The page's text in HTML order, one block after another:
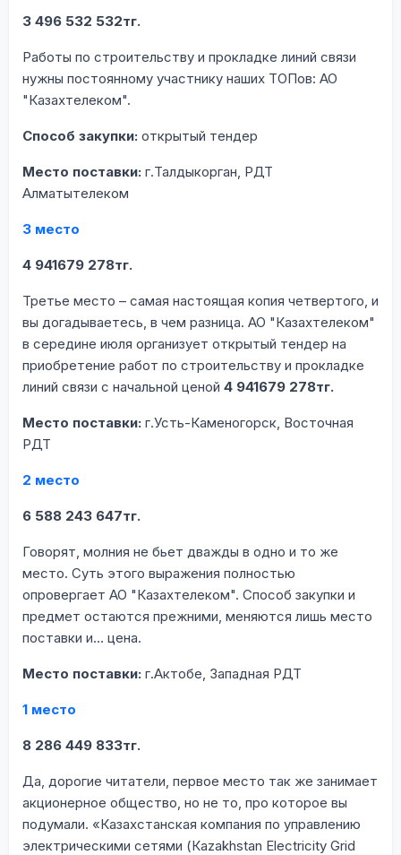
3 496 532 532тг.
Работы по строительству и прокладке линий связи
нужны постоянному участнику наших ТОПов: АО
"Казахтелеком".
Способ закупки: открытый тендер
Место поставки: г.Талдыкорган, РДТ
Алматытелеком
3 место
4 941679 278тг.
Третье место – самая настоящая копия четвертого, и
вы догадываетесь, в чем разница. АО "Казахтелеком"
в середине июля организует открытый тендер на
приобретение работ по строительству и прокладке
линий связи с начальной ценой 4 941679 278тг.
Место поставки: г.Усть-Каменогорск, Восточная
РДТ
2 место
6 588 243 647тг.
Говорят, молния не бьет дважды в одно и то же
место. Суть этого выражения полностью
опровергает АО "Казахтелеком". Способ закупки и
предмет остаются прежними, меняются лишь место
поставки и… цена.
Место поставки: г.Актобе, Западная РДТ
1 место
8 286 449 833тг.
Да, дорогие читатели, первое место так же занимает
акционерное общество, но не то, про которое вы
подумали. «Казахстанская компания по управлению
электрическими сетями (Кazakhstan Electricity Grid